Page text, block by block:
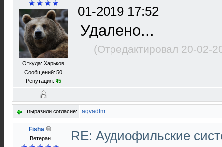
Откуда: Харьков
Сообщений: 50
Репутация: 45
01-2019 17:52
Удалено...
(Отредактировал 20-02-
Выразили согласие: aqvadim
Fisha
Ветеран
RE: Аудиофильские